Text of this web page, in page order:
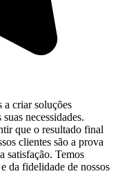
a criar soluções
necessidades.
que o resultado final
clientes são a prova
satisfação. Temos
da fidelidade de nossos